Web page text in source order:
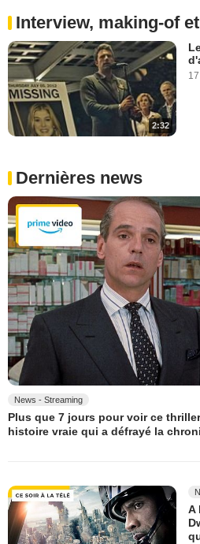
Interview, making-of
2:32
Dernières news
News - Streaming
Plus que 7 jours pour voir ce
histoire vraie qui a défrayé la
A